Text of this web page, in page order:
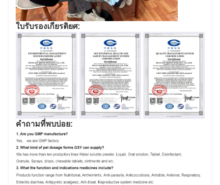
ใบรับรองเกียรติยศ:
คำถามที่พบบ่อย: